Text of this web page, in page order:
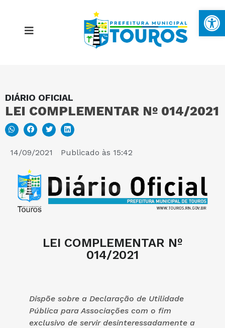
DIÁRIO OFICIAL
LEI COMPLEMENTAR Nº 014/2021
14/09/2021 Publicado às 15:42
LEI COMPLEMENTAR Nº
014/2021
Dispõe sobre a Declaração de Utilidade
Pública para Associações com o fim
exclusivo de servir desinteressadamente a
MAPA DO SITE
PORTAL DA TRANSPARÊNCIA
E-SIC
PERGUNTAS FREQUENTES